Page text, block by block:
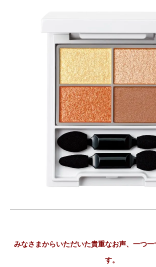
みなさまからいただいた貴重なお声、一つ
す。